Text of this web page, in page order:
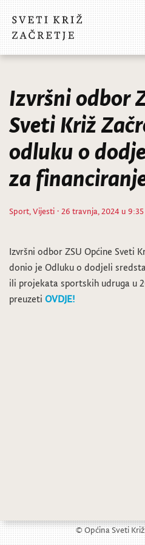
Izvršni odbor
Sveti Križ
odluku o
za
Sport,Vijesti · 26 travnja, 2024 u
Izvršni odbor ZSU Općine Sveti
donio je Odluku o dodjeli
ili projekata sportskih udruga u
preuzeti OVDJE!
© Općina Sveti